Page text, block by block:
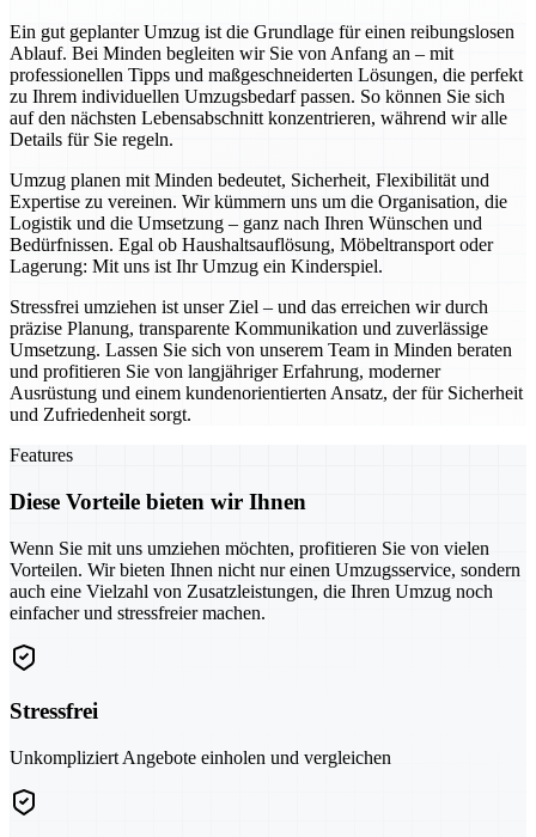
Ein gut geplanter Umzug ist die Grundlage für einen reibungslosen
Ablauf. Bei Minden begleiten wir Sie von Anfang an – mit
professionellen Tipps und maßgeschneiderten Lösungen, die perfekt
zu Ihrem individuellen Umzugsbedarf passen. So können Sie sich
auf den nächsten Lebensabschnitt konzentrieren, während wir alle
Details für Sie regeln.
Umzug planen mit Minden bedeutet, Sicherheit, Flexibilität und
Expertise zu vereinen. Wir kümmern uns um die Organisation, die
Logistik und die Umsetzung – ganz nach Ihren Wünschen und
Bedürfnissen. Egal ob Haushaltsauflösung, Möbeltransport oder
Lagerung: Mit uns ist Ihr Umzug ein Kinderspiel.
Stressfrei umziehen ist unser Ziel – und das erreichen wir durch
präzise Planung, transparente Kommunikation und zuverlässige
Umsetzung. Lassen Sie sich von unserem Team in Minden beraten
und profitieren Sie von langjähriger Erfahrung, moderner
Ausrüstung und einem kundenorientierten Ansatz, der für Sicherheit
und Zufriedenheit sorgt.
Features
Diese Vorteile bieten wir Ihnen
Wenn Sie mit uns umziehen möchten, profitieren Sie von vielen
Vorteilen. Wir bieten Ihnen nicht nur einen Umzugsservice, sondern
auch eine Vielzahl von Zusatzleistungen, die Ihren Umzug noch
einfacher und stressfreier machen.
Stressfrei
Unkompliziert Angebote einholen und vergleichen